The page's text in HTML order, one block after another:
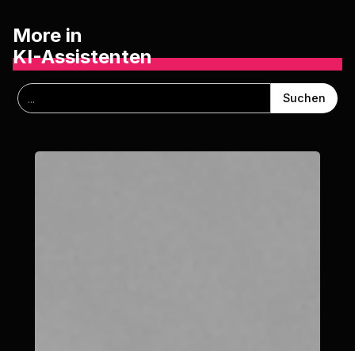
More in
KI-Assistenten